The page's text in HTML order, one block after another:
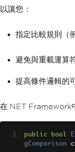
以讓您：
指定比較規則（
避免與重載運算
提高條件邏輯的
在.NET Framework
public bool
gComparison